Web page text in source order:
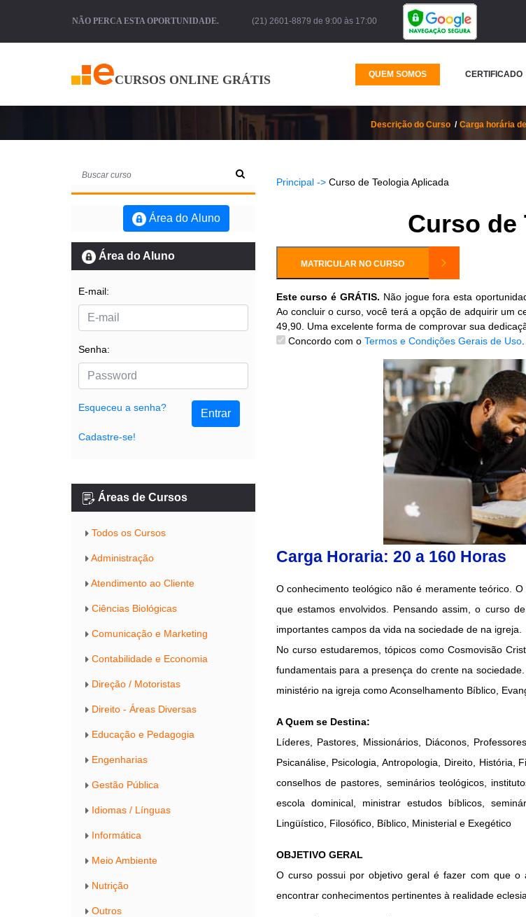
NÃO PERCA ESTA OPORTUNIDADE. (21) 2601-8879 de 9:00 às 17:00
CURSOS ONLINE GRÁTIS QUEM SOMOS CERTIFICADO
Descrição do Curso Carga horária
Área do Aluno
Área do Aluno
E-mail:
Senha:
Esqueceu a senha?
Cadastre-se!
Entrar
Áreas de Cursos
Todos os Cursos
Administração
Atendimento ao Cliente
Ciências Biológicas
Comunicação e Marketing
Contabilidade e Economia
Direção / Motoristas
Direito - Áreas Diversas
Educação e Pedagogia
Engenharias
Gestão Pública
Idiomas / Línguas
Informática
Meio Ambiente
Nutrição
Outros
Principal ->Curso de Teologia Aplicada
Curso de
MATRICULAR NO CURSO
Este curso é GRÁTIS. Não jogue fora esta
Ao concluir o curso, você terá a opção de adquirir um
49,90. Uma excelente forma de comprovar sua
Concordo com o Termos e Condições Gerais de Uso.
Carga Horaria: 20 a 160 Horas
O conhecimento teológico não é meramente teórico.
que estamos envolvidos. Pensando assim, o curso
importantes campos da vida na sociedade de na igreja.
No curso estudaremos, tópicos como Cosmovisão
fundamentais para a presença do crente na
ministério na igreja como Aconselhamento Bíblico,
A Quem se Destina:
Líderes, Pastores, Missionários, Diáconos,
Psicanálise, Psicologia, Antropologia, Direito,
conselhos de pastores, seminários teológicos,
escola dominical, ministrar estudos bíblicos,
Lingüístico, Filosófico, Bíblico, Ministerial e Exegético
OBJETIVO GERAL
O curso possui por objetivo geral é fazer com que o
encontrar conhecimentos pertinentes à realidade